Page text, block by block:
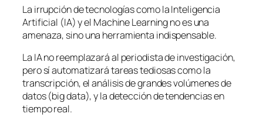
La irrupción de tecnologías como la Inteligencia
Artificial (IA) y el Machine Learning no es una
amenaza, sino una herramienta indispensable.
La IA no reemplazará al periodista de investigación,
pero sí automatizará tareas tediosas como la
transcripción, el análisis de grandes volúmenes de
datos (big data), y la detección de tendencias en
tiempo real.